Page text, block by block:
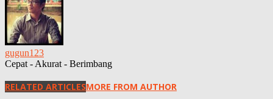
gugun123
Cepat - Akurat - Berimbang
RELATED ARTICLESMORE FROM AUTHOR